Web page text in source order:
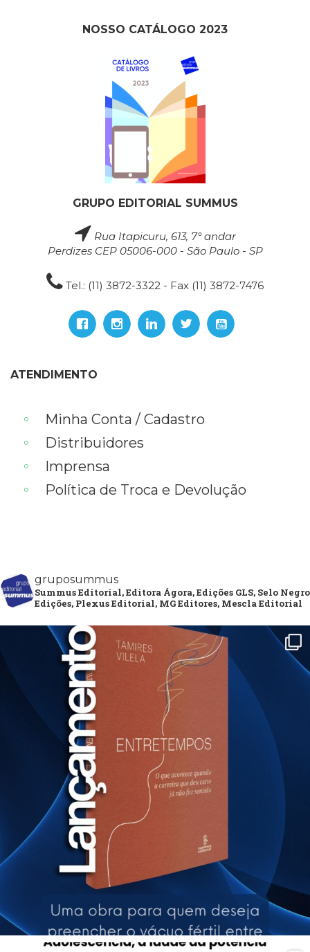
NOSSO CATÁLOGO 2023
GRUPO EDITORIAL SUMMUS
Rua Itapicuru, 613, 7° andar
Perdizes CEP 05006-000 - São Paulo - SP
Tel.: (11) 3872-3322 - Fax (11) 3872-7476
ATENDIMENTO
Minha Conta / Cadastro
Distribuidores
Imprensa
Política de Troca e Devolução
gruposummus
Summus Editorial, Editora Ágora, Edições GLS, Selo Negro
Edições, Plexus Editorial, MG Editores, Mescla Editorial